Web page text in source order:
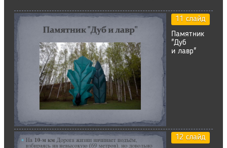
11 слайд
Памятник
"Дуб
и лавр"
12 слайд